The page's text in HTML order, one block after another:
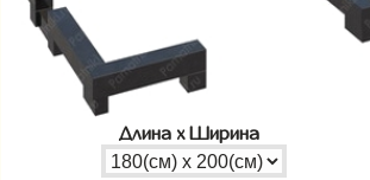
Длина x Ширина